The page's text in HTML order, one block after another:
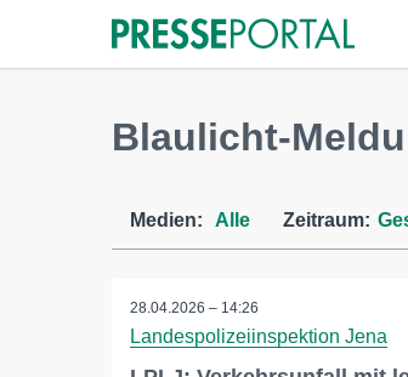
Blaulicht-
Medien: Alle Zeitraum:
28.04.2026 – 14:26
Landespolizeiinspektion Jena